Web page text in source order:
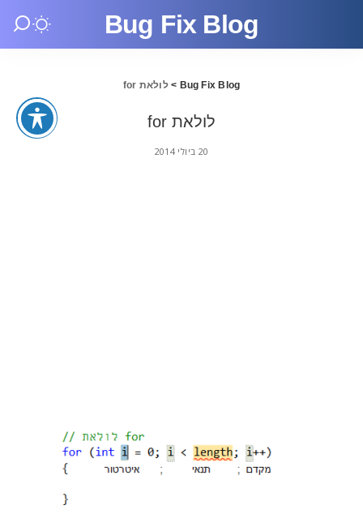
Bug Fix Blog
Bug Fix Blog
>לולאת for
לולאת for
20 ביולי 2014